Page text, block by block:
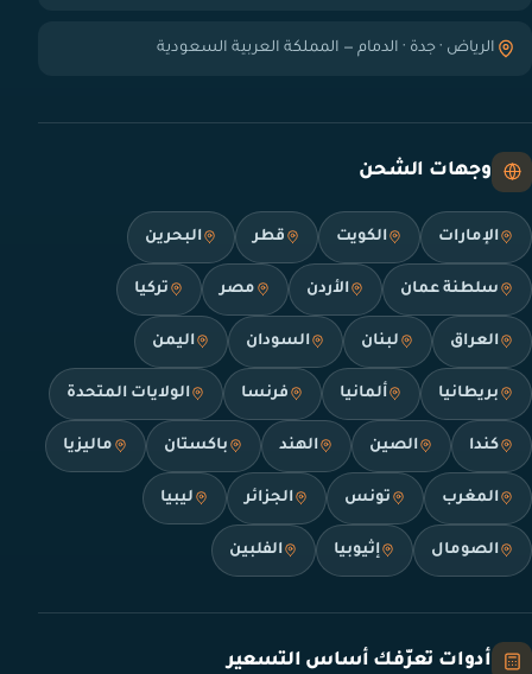
الرياض · جدة · الدمام — المملكة العربية السعودية
وجهات الشحن
الإمارات الكويت قطر البحرين
سلطنة عمان الأردن مصر تركيا
العراق لبنان السودان اليمن
بريطانيا ألمانيا فرنسا الولايات المتحدة
كندا الصين الهند باكستان ماليزيا
المغرب تونس الجزائر ليبيا
الصومال إثيوبيا الفلبين
أدوات تعرّفك أساس التسعير